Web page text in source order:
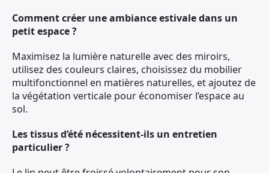
Comment créer une ambiance estivale dans un
petit espace ?
Maximisez la lumière naturelle avec des miroirs,
utilisez des couleurs claires, choisissez du mobilier
multifonctionnel en matières naturelles, et ajoutez de
la végétation verticale pour économiser l’espace au
sol.
Les tissus d’été nécessitent-ils un entretien
particulier ?